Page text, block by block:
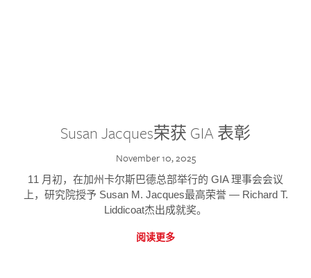
Susan Jacques荣获 GIA 表彰
November 10, 2025
11 月初，在加州卡尔斯巴德总部举行的 GIA 理事会会议
上，研究院授予 Susan M. Jacques最高荣誉 — Richard T.
Liddicoat杰出成就奖。
阅读更多